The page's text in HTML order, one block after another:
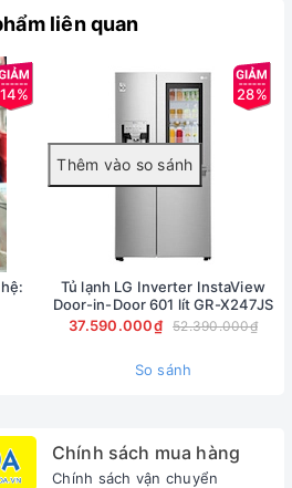
chịu lực
178 cm - Rộng 70 cm - Sâu
liên quan
14% 28%
Tủ lạnh LG Inverter InstaView
Door-in-Door 601 lít GR-X247JS
37.590.000₫
52.390.000₫
So sánh
Chính sách mua hàng
Chính sách vận chuyển